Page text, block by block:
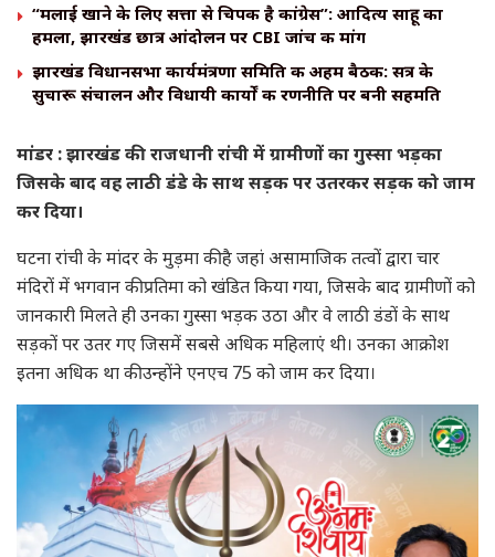
“मलाई खाने के लिए सत्ता से चिपकी है कांग्रेस”: आदित्य साहू का
हमला, झारखंड छात्र आंदोलन पर CBI जांच की मांग
झारखंड विधानसभा कार्यमंत्रणा समिति की अहम बैठक: सत्र के
सुचारू संचालन और विधायी कार्यों की रणनीति पर बनी सहमति
मांडर : झारखंड की राजधानी रांची में ग्रामीणों का गुस्सा भड़का
जिसके बाद वह लाठी डंडे के साथ सड़क पर उतरकर सड़क को जाम
कर दिया।
घटना रांची के मांदर के मुड़मा की है जहां असामाजिक तत्वों द्वारा चार
मंदिरों में भगवान की प्रतिमा को खंडित किया गया, जिसके बाद ग्रामीणों को
जानकारी मिलते ही उनका गुस्सा भड़क उठा और वे लाठी डंडों के साथ
सड़कों पर उतर गए जिसमें सबसे अधिक महिलाएं थी। उनका आक्रोश
इतना अधिक था की उन्होंने एनएच 75 को जाम कर दिया।